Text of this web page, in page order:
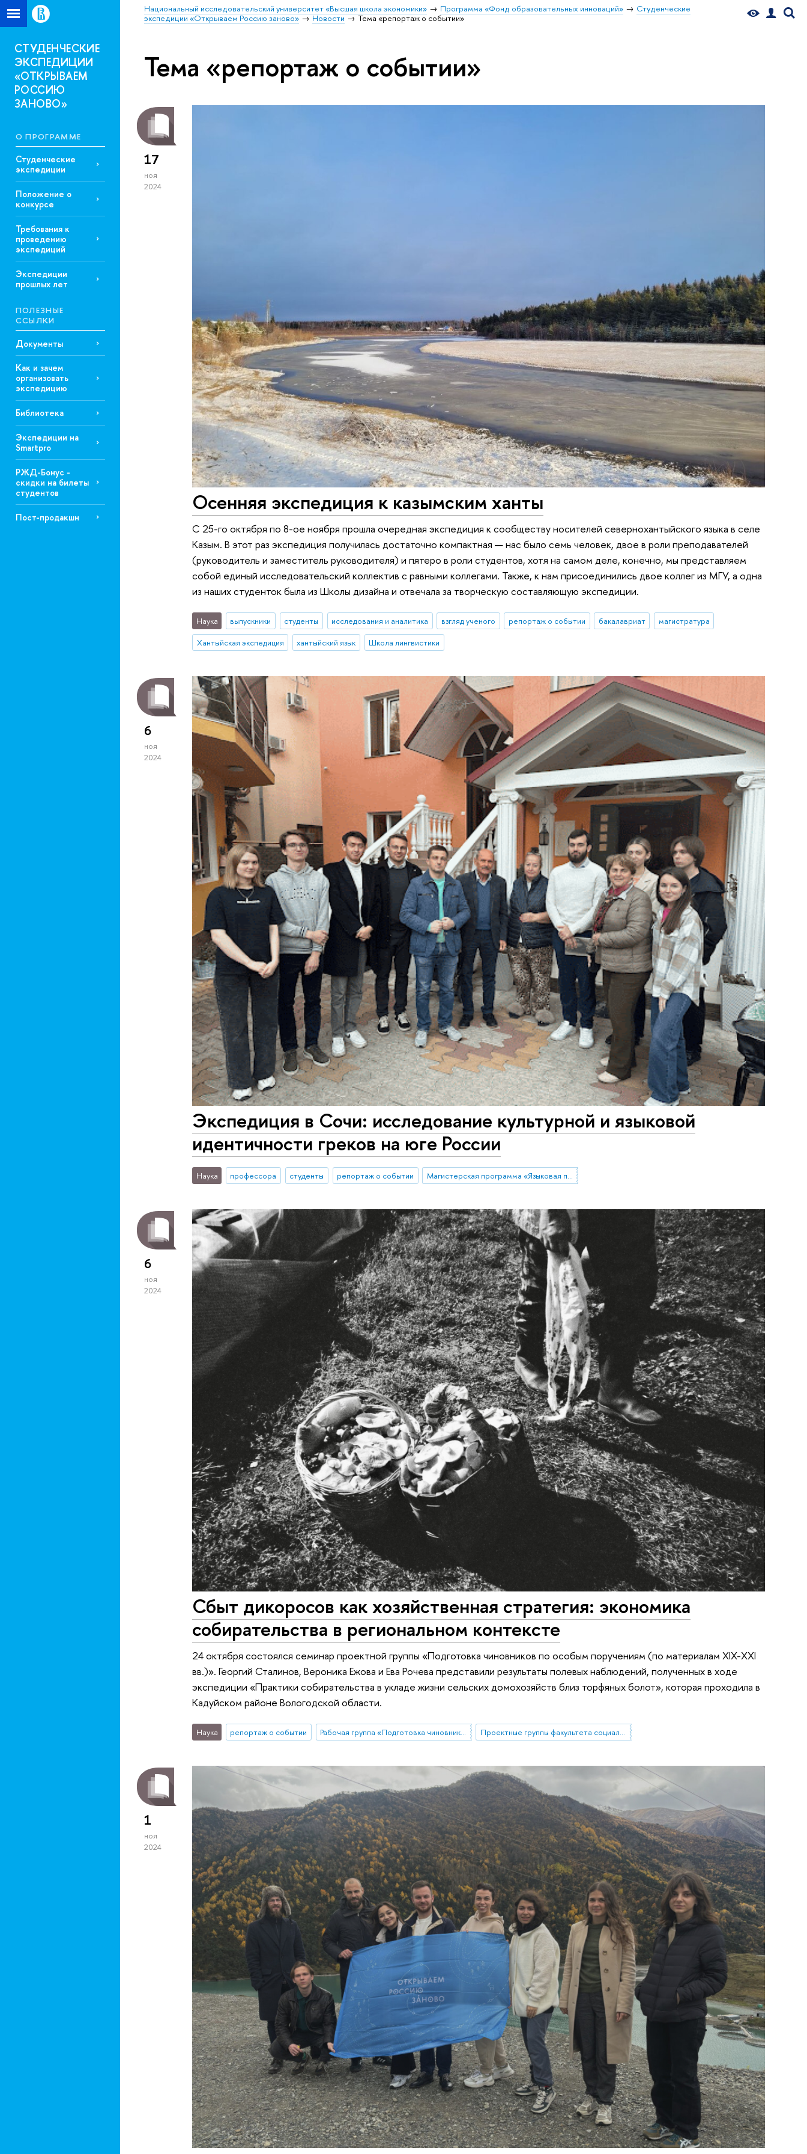
Национальный исследовательский университет «Высшая школа экономики» Программа «Фонд образовательных инноваций»
Студенческие
экспедиции «Открываем Россию заново»
Новости Тема «репортаж о событии»
СТУДЕНЧЕСКИЕ
ЭКСПЕДИЦИИ
«ОТКРЫВАЕМ
РОССИЮ
ЗАНОВО»
О ПРОГРАММЕ
Студенческие
экспедиции
Положение о
конкурсе
Требования к
проведению
экспедиций
Экспедиции
прошлых лет
ПОЛЕЗНЫЕ
ССЫЛКИ
Документы
Как и зачем
организовать
экспедицию
Библиотека
Экспедиции на
Smartpro
РЖД-Бонус -
скидки на билеты
студентов
Пост-продакшн
Тема «репортаж о событии»
17
ноя
2024
Осенняя экспедиция к казымским ханты
С 25-го октября по 8-ое ноября прошла очередная экспедиция к сообществу носителей севернохантыйского языка в селе
Казым. В этот раз экспедиция получилась достаточно компактная — нас было семь человек, двое в роли преподавателей
(руководитель и заместитель руководителя) и пятеро в роли студентов, хотя на самом деле, конечно, мы представляем
собой единый исследовательский коллектив с равными коллегами. Также, к нам присоединились двое коллег из МГУ, а одна
из наших студенток была из Школы дизайна и отвечала за творческую составляющую экспедиции.
Наука выпускники студенты исследования и аналитика взгляд ученого репортаж о событии бакалавриат
магистратура
Хантыйская экспедиция
хантыйский язык Школа лингвистики
6
ноя
2024
Экспедиция в Сочи: исследование культурной и языковой
идентичности греков на юге России
Наука профессора студенты репортаж о событии Магистерская программа «Языковая политика в условиях этнокультурного разнообразия»
6
ноя
2024
Сбыт дикоросов как хозяйственная стратегия: экономика
собирательства в региональном контексте
24 октября состоялся семинар проектной группы «Подготовка чиновников по особым поручениям (по материалам XIX-XXI
вв.)». Георгий Сталинов, Вероника Ежова и Ева Рочева представили результаты полевых наблюдений, полученных в ходе
экспедиции «Практики собирательства в укладе жизни сельских домохозяйств близ торфяных болот», которая проходила в
Кадуйском районе Вологодской области.
Наука репортаж о событии Рабочая группа «Подготовка чиновников по особым поручениям» Проектные группы факультета социальных наук
1
ноя
2024